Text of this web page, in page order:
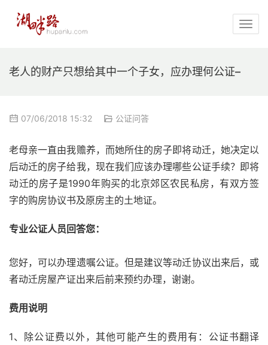
老人的财产只想给其中一个子女，应办理何公证–
07/06/2018 15:32 公证问答
老母亲一直由我赡养，而她所住的房子即将动迁，她决定以
后动迁的房子给我，现在我们应该办理哪些公证手续？即将
动迁的房子是1990年购买的北京郊区农民私房，有双方签
字的购房协议书及原房主的土地证。
专业公证人员回答您：
您好，可以办理遗嘱公证。但是建议等动迁协议出来后，或
者动迁房屋产证出来后前来预约办理，谢谢。
费用说明
1、除公证费以外，其他可能产生的费用有：公证书翻译